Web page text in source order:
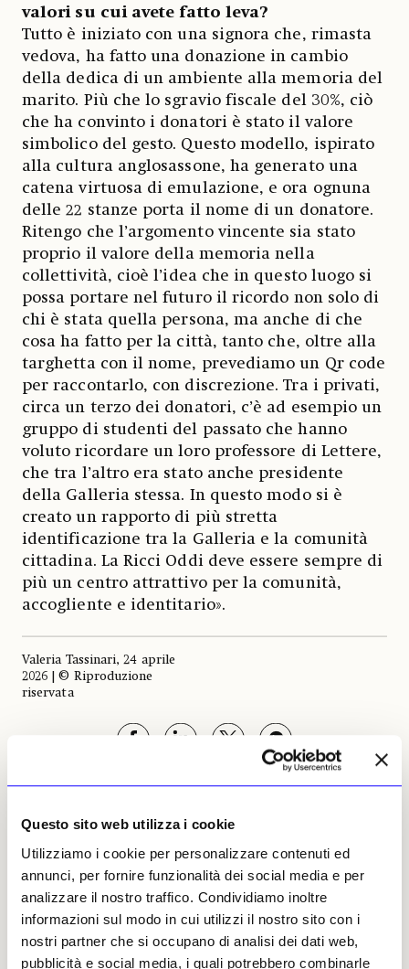
Questo sito web utilizza i cookie
Utilizziamo i cookie per personalizzare contenuti ed
annunci, per fornire funzionalità dei social media e per
analizzare il nostro traffico. Condividiamo inoltre
informazioni sul modo in cui utilizzi il nostro sito con i
nostri partner che si occupano di analisi dei dati web,
pubblicità e social media, i quali potrebbero combinarle
valori su cui avete fatto leva?
Tutto è iniziato con una signora che, rimasta
vedova, ha fatto una donazione in cambio
della dedica di un ambiente alla memoria del
marito. Più che lo sgravio fiscale del 30%, ciò
che ha convinto i donatori è stato il valore
simbolico del gesto. Questo modello, ispirato
alla cultura anglosassone, ha generato una
catena virtuosa di emulazione, e ora ognuna
delle 22 stanze porta il nome di un donatore.
Ritengo che l’argomento vincente sia stato
proprio il valore della memoria nella
collettività, cioè l’idea che in questo luogo si
possa portare nel futuro il ricordo non solo di
chi è stata quella persona, ma anche di che
cosa ha fatto per la città, tanto che, oltre alla
targhetta con il nome, prevediamo un Qr code
per raccontarlo, con discrezione. Tra i privati,
circa un terzo dei donatori, c’è ad esempio un
gruppo di studenti del passato che hanno
voluto ricordare un loro professore di Lettere,
che tra l’altro era stato anche presidente
della Galleria stessa. In questo modo si è
creato un rapporto di più stretta
identificazione tra la Galleria e la comunità
cittadina. La Ricci Oddi deve essere sempre di
più un centro attrattivo per la comunità,
accogliente e identitario».
Valeria Tassinari, 24 aprile
2026 | © Riproduzione
riservata
Valeria Tassinari
Leggi i suoi articoli
ARTICOLI CORRELATI
Musei e Fondazioni
La nuova Galleria d’Arte